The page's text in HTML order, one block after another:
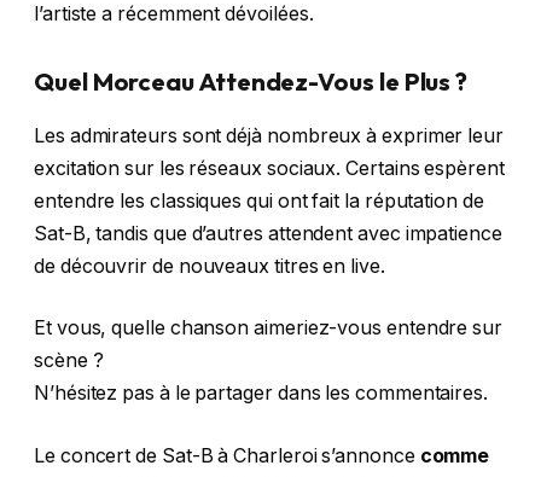
l’artiste a récemment dévoilées.
Quel Morceau Attendez-Vous le Plus ?
Les admirateurs sont déjà nombreux à exprimer leur
excitation sur les réseaux sociaux. Certains espèrent
entendre les classiques qui ont fait la réputation de
Sat-B, tandis que d’autres attendent avec impatience
de découvrir de nouveaux titres en live.
Et vous, quelle chanson aimeriez-vous entendre sur
scène ?
N’hésitez pas à le partager dans les commentaires.
Le concert de Sat-B à Charleroi s’annonce comme